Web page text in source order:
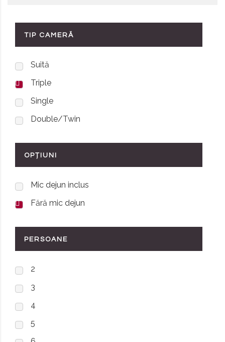
TIP CAMERĂ
Suită
Triple
Single
Double/Twin
OPȚIUNI
Mic dejun inclus
Fără mic dejun
PERSOANE
2
3
4
5